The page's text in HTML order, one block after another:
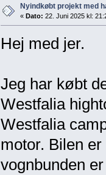
Nyindkøbt projekt med
« Dato: 22. Juni 2025 kl:
Hej med jer.
Jeg har købt
Westfalia
Westfalia
motor. Bilen
vognbunden